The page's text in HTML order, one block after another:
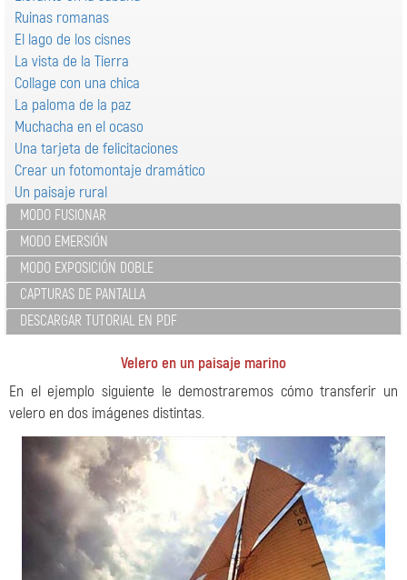
Ruinas romanas
El lago de los cisnes
La vista de la Tierra
Collage con una chica
La paloma de la paz
Muchacha en el ocaso
Una tarjeta de felicitaciones
Crear un fotomontaje dramático
Un paisaje rural
MODO FUSIONAR
MODO EMERSIÓN
MODO EXPOSICIÓN DOBLE
CAPTURAS DE PANTALLA
DESCARGAR TUTORIAL EN PDF
Velero en un paisaje marino
En el ejemplo siguiente le demostraremos cómo transferir un
velero en dos imágenes distintas.